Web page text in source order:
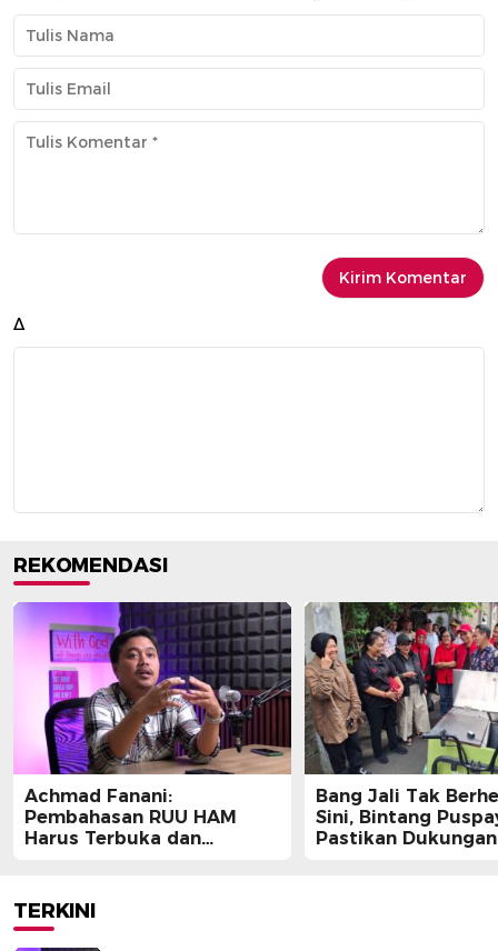
Δ
REKOMENDASI
Achmad Fanani:
Pembahasan RUU HAM
Harus Terbuka dan
Bang Jali Tak
Sini, Bintang
Pastikan Dukungan
TERKINI